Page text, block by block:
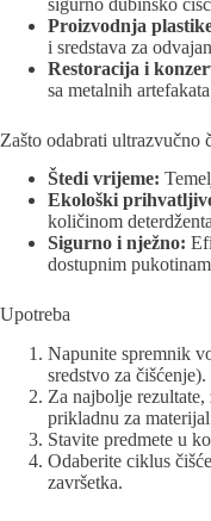
Proizvodnja
i sredstava za
Restoracija i
sa metalnih
Zašto odabrati ultrazvučno
Štedi vrijeme:
Ekološki
količinom
Sigurno i nježno:
dostupnim
Upotreba
Napunite spremnik
sredstvo za čišćenje).
Za najbolje rezultate,
prikladnu za
Stavite predmete u
Odaberite ciklus
završetka.